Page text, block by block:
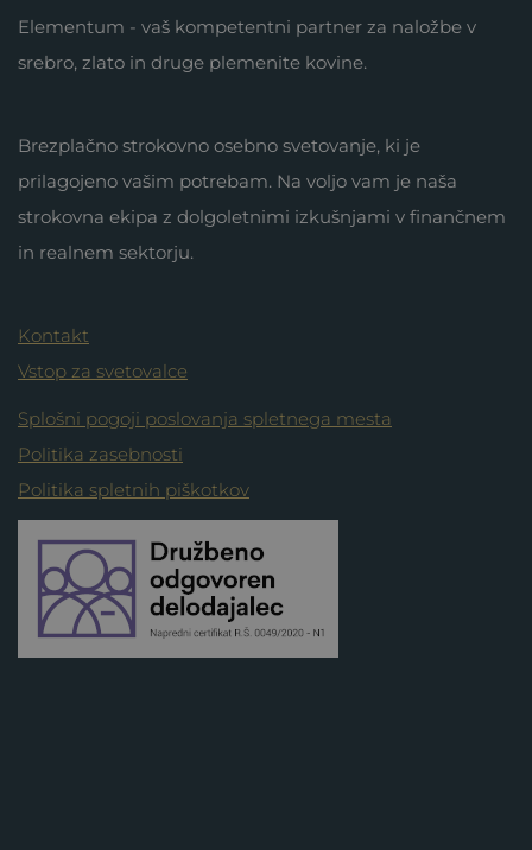
Elementum - vaš kompetentni partner za naložbe v
srebro, zlato in druge plemenite kovine.
Brezplačno strokovno osebno svetovanje, ki je
prilagojeno vašim potrebam. Na voljo vam je naša
strokovna ekipa z dolgoletnimi izkušnjami v finančnem
in realnem sektorju.
Kontakt
Vstop za svetovalce
Splošni pogoji poslovanja spletnega mesta
Politika zasebnosti
Politika spletnih piškotkov